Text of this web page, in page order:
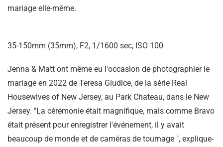
mariage elle-même.
35-150mm (35mm), F2, 1/1600 sec, ISO 100
Jenna & Matt ont même eu l'occasion de photographier le
mariage en 2022 de Teresa Giudice, de la série Real
Housewives of New Jersey, au Park Chateau, dans le New
Jersey. "La cérémonie était magnifique, mais comme Bravo
était présent pour enregistrer l'événement, il y avait
beaucoup de monde et de caméras de tournage ", explique-